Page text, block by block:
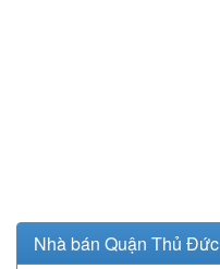
Nhà bán Quận Thủ Đức